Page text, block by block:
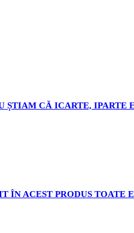
CĂ ICARTE, IPARTE
ACEST PRODUS TOATE